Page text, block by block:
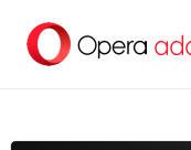
direkte